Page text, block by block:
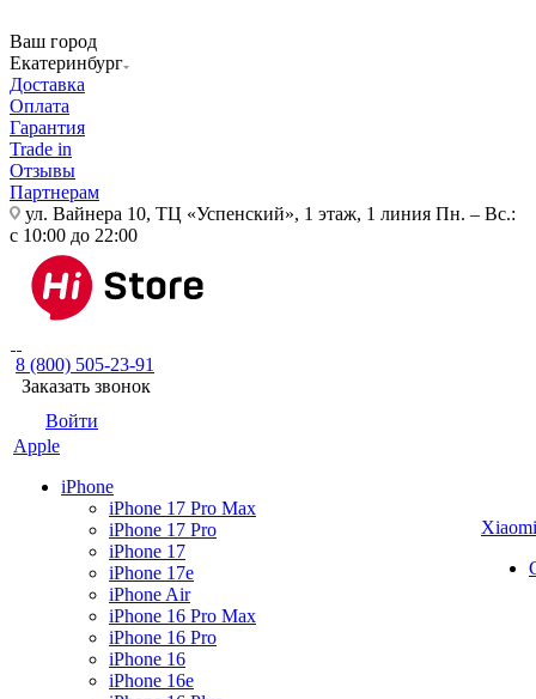
Ваш город
Екатеринбург
Доставка
Оплата
Гарантия
Trade in
Отзывы
Партнерам
ул. Вайнера 10, ТЦ «Успенский», 1 этаж, 1 линия Пн. – Вс.:
с 10:00 до 22:00
8 (800) 505-23-91
Заказать звонок
Войти
Apple
iPhone
iPhone 17 Pro Max
iPhone 17 Pro
iPhone 17
iPhone 17e
iPhone Air
iPhone 16 Pro Max
iPhone 16 Pro
iPhone 16
iPhone 16e
Xiaomi